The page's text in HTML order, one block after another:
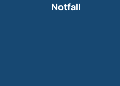
in a new window)
Notfall